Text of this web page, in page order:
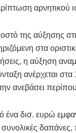
αρνητικού
της αύξησης
στα
η αύξηση
ανέρχεται
ανεβάσει
δισ. ευρώ
δαπάνες,